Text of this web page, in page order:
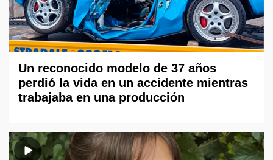
Un reconocido modelo de 37 años
perdió la vida en un accidente mientras
trabajaba en una producción